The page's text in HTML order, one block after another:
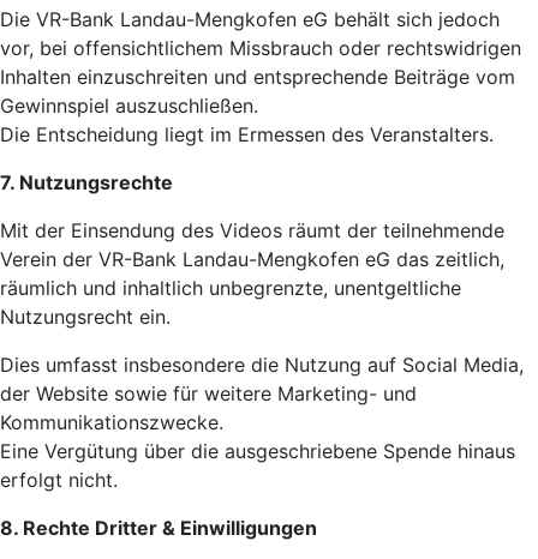
Die VR-Bank Landau-Mengkofen eG behält sich jedoch
vor, bei offensichtlichem Missbrauch oder rechtswidrigen
Inhalten einzuschreiten und entsprechende Beiträge vom
Gewinnspiel auszuschließen.
Die Entscheidung liegt im Ermessen des Veranstalters.
7. Nutzungsrechte
Mit der Einsendung des Videos räumt der teilnehmende
Verein der VR-Bank Landau-Mengkofen eG das zeitlich,
räumlich und inhaltlich unbegrenzte, unentgeltliche
Nutzungsrecht ein.
Dies umfasst insbesondere die Nutzung auf Social Media,
der Website sowie für weitere Marketing- und
Kommunikationszwecke.
Eine Vergütung über die ausgeschriebene Spende hinaus
erfolgt nicht.
8. Rechte Dritter & Einwilligungen